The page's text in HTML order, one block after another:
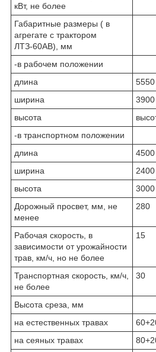
кВт, не более
Габаритные размеры ( в
агрегате с трактором
ЛТЗ-60АВ), мм
-в рабочем положении
длина
5550
ширина
3900
высота
-в транспортном положении
длина
4500
ширина
2400
высота
3000
Дорожный просвет, мм, не
менее
280
Рабочая скорость, в
зависимости от урожайности
трав, км/ч, но не более
15
Транспортная скорость, км/ч,
не более
30
Высота среза, мм
на естественных травах
на сеяных травах